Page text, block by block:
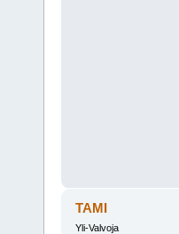
TAMI
Yli-Valvoja